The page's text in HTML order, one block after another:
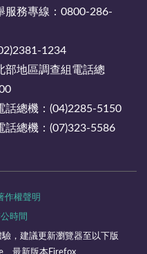
服務專線：0800-286-
1234
部地區調查組電話總
話總機：(04)2285-5150
話總機：(07)323-5586
作權聲明
時間
，建議更新瀏覽器至以下版